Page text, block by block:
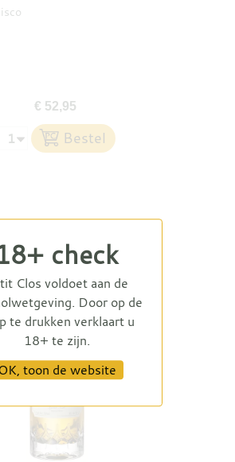
€ 52,95
check
Clos voldoet aan de
Door op de
te drukken verklaart u
18+ te zijn.
toon de website